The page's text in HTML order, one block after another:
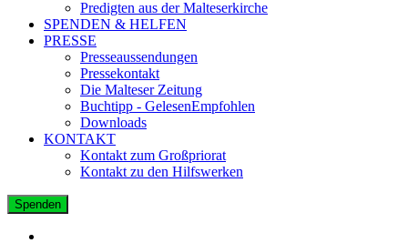
Predigten aus der Malteserkirche
SPENDEN & HELFEN
PRESSE
Presseaussendungen
Pressekontakt
Die Malteser Zeitung
Buchtipp - GelesenEmpfohlen
Downloads
KONTAKT
Kontakt zum Großpriorat
Kontakt zu den Hilfswerken
Spenden